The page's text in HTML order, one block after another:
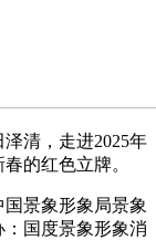
清，走进2025年
的红色立牌。
景象形象局景象
国度景象形象消